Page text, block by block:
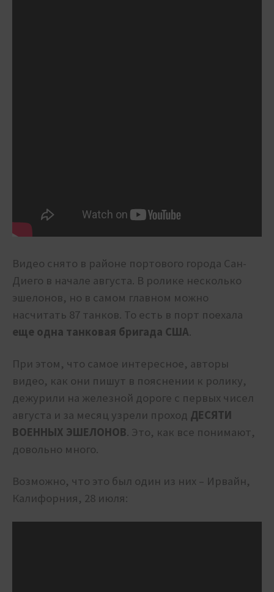
Видео снято в районе портового города Сан-
Диего в начале августа. В ролике несколько
эшелонов, но в самом главном можно
насчитать 87 танков. То есть в порт поехала
еще одна танковая бригада США.
При этом, что самое интересное, авторы
видео, как они пишут в пояснении к ролику,
дежурили на железной дороге с первых чисел
августа и за месяц узрели проход ДЕСЯТИ
ВОЕННЫХ ЭШЕЛОНОВ. Это, как все понимают,
довольно много.
Возможно, что это был один из них – Ирвайн,
Калифорния, 28 июля: